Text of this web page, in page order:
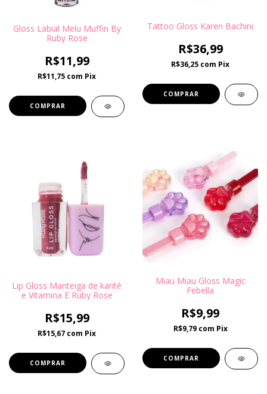
Gloss Labial Melu Muffin By
Ruby Rose
R$11,99
R$11,75 com Pix
Tattoo Gloss Karen Bachini
R$36,99
R$36,25 com Pix
Lip Gloss Manteiga de karité
e Vitamina E Ruby Rose
R$15,99
R$15,67 com Pix
COMPRAR
Miau Miau Gloss Magic
Febella
R$9,99
R$9,79 com Pix
COMPRAR